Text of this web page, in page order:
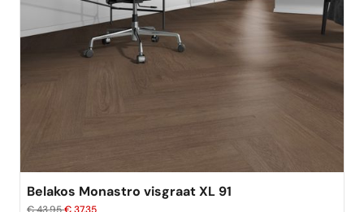
Belakos Monastro visgraat XL 91